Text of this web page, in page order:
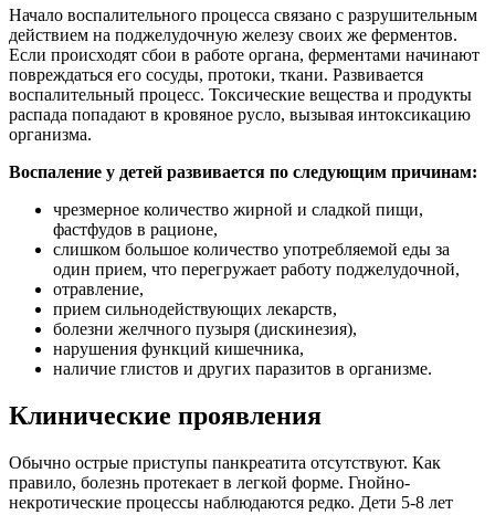
Начало воспалительного процесса связано с разрушительным
действием на поджелудочную железу своих же ферментов.
Если происходят сбои в работе органа, ферментами начинают
повреждаться его сосуды, протоки, ткани. Развивается
воспалительный процесс. Токсические вещества и продукты
распада попадают в кровяное русло, вызывая интоксикацию
организма.
Воспаление у детей развивается по следующим причинам:
чрезмерное количество жирной и сладкой пищи,
фастфудов в рационе,
слишком большое количество употребляемой еды за
один прием, что перегружает работу поджелудочной,
отравление,
прием сильнодействующих лекарств,
болезни желчного пузыря (дискинезия),
нарушения функций кишечника,
наличие глистов и других паразитов в организме.
Клинические проявления
Обычно острые приступы панкреатита отсутствуют. Как
правило, болезнь протекает в легкой форме. Гнойно-
некротические процессы наблюдаются редко. Дети 5-8 лет